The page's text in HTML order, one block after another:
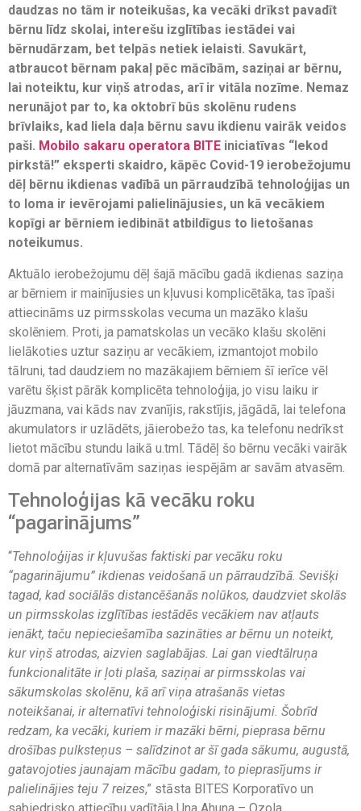
daudzas no tām ir noteikušas, ka vecāki drīkst pavadīt
bērnu līdz skolai, interešu izglītības iestādei vai
bērnudārzam, bet telpās netiek ielaisti. Savukārt,
atbraucot bērnam pakaļ pēc mācībām, saziņai ar bērnu,
lai noteiktu, kur viņš atrodas, arī ir vitāla nozīme. Nemaz
nerunājot par to, ka oktobrī būs skolēnu rudens
brīvlaiks, kad liela daļa bērnu savu ikdienu vairāk veidos
paši. Mobilo sakaru operatora BITE iniciatīvas “Iekod
pirkstā!” eksperti skaidro, kāpēc Covid-19 ierobežojumu
dēļ bērnu ikdienas vadībā un pārraudzībā tehnoloģijas un
to loma ir ievērojami palielinājusies, un kā vecākiem
kopīgi ar bērniem iedibināt atbildīgus to lietošanas
noteikumus.
Aktuālo ierobežojumu dēļ šajā mācību gadā ikdienas saziņa
ar bērniem ir mainījusies un kļuvusi komplicētāka, tas īpaši
attiecināms uz pirmsskolas vecuma un mazāko klašu
skolēniem. Proti, ja pamatskolas un vecāko klašu skolēni
lielākoties uztur saziņu ar vecākiem, izmantojot mobilo
tālruni, tad daudziem no mazākajiem bērniem šī ierīce vēl
varētu šķist pārāk komplicēta tehnoloģija, jo visu laiku ir
jāuzmana, vai kāds nav zvanījis, rakstījis, jāgādā, lai telefona
akumulators ir uzlādēts, jāierobežo tas, ka telefonu nedrīkst
lietot mācību stundu laikā u.tml. Tādēļ šo bērnu vecāki vairāk
domā par alternatīvām saziņas iespējām ar savām atvasēm.
Tehnoloģijas kā vecāku roku
“pagarinājums”
“Tehnoloģijas ir kļuvušas faktiski par vecāku roku
“pagarinājumu” ikdienas veidošanā un pārraudzībā. Sevišķi
tagad, kad sociālās distancēšanās nolūkos, daudzviet skolās
un pirmsskolas izglītības iestādēs vecākiem nav atļauts
ienākt, taču nepieciešamība sazināties ar bērnu un noteikt,
kur viņš atrodas, aizvien saglabājas. Lai gan viedtālruņa
funkcionalitāte ir ļoti plaša, saziņai ar pirmsskolas vai
sākumskolas skolēnu, kā arī viņa atrašanās vietas
noteikšanai, ir alternatīvi tehnoloģiski risinājumi. Šobrīd
redzam, ka vecāki, kuriem ir mazāki bērni, pieprasa bērnu
drošības pulksteņus – salīdzinot ar šī gada sākumu, augustā,
gatavojoties jaunajam mācību gadam, to pieprasījums ir
palielinājies teju 7 reizes,” stāsta BITES Korporatīvo un